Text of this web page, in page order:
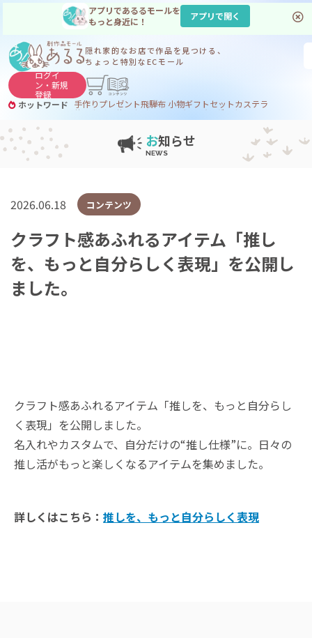
アプリであるるモールを
もっと身近に！
アプリで開く
隠れ家的なお店で作品を見つける、
ちょっと特別なECモール
ログイ
ン・新規
登録
ホットワード 手作りプレゼント飛騨布 小物ギフトセットカステラ
サヌカイト コーヒー ジンギスカン
お知らせ
2026.06.18 コンテンツ
クラフト感あふれるアイテム「推し
を、もっと自分らしく表現」を公開し
ました。
クラフト感あふれるアイテム「推しを、もっと自分らし
く表現」を公開しました。
名入れやカスタムで、自分だけの“推し仕様”に。日々の
推し活がもっと楽しくなるアイテムを集めました。
詳しくはこちら： 推しを、もっと自分らしく表現